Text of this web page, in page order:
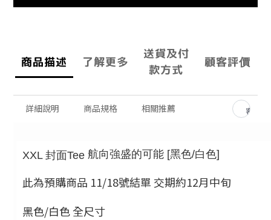
商品描述 了解更多
送貨及付
款方式
顧客評價
詳細說明 商品規格 相關推薦 客服留
XXL 封面Tee 航向強盛的可能 [黑色/白色]
此為預購商品 11/18號結單 交期約12月中旬
黑色/白色 全尺寸